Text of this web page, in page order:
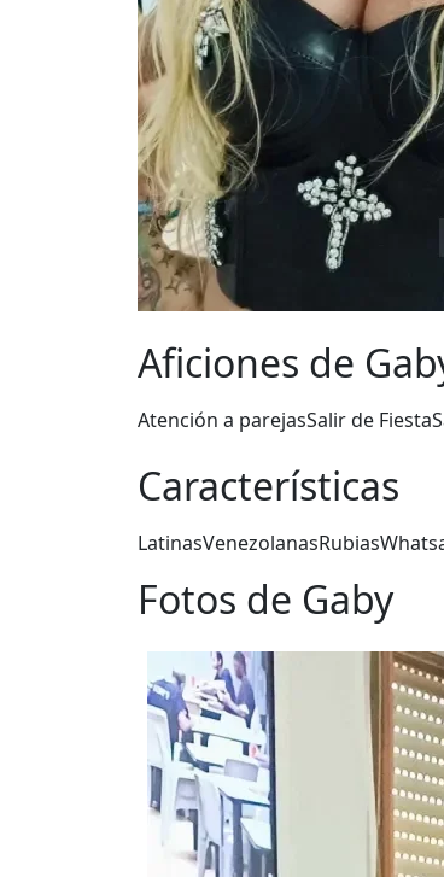
Aficiones de
Atención a parejasSalir de Fiesta
Características
LatinasVenezolanasRubias
Fotos de Gaby